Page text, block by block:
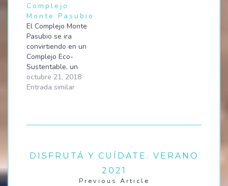
Complejo
Monte Pasubio
El Complejo Monte
Pasubio se ira
convirtiendo en un
Complejo Eco-
Sustentable, un
espacio para disfrutar
todo el año donde se
espiritual. Con oferta
Bungalows frente al
nueva Peatonal de
octubre 21, 2018
Entrada similar
DISFRUTÁ Y CUÍDATE. VERANO
2021
Previous Article